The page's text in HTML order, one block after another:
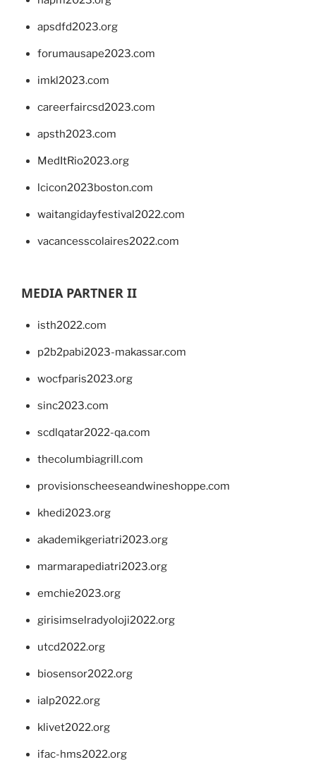
apsdfd2023.org
forumausape2023.com
imkl2023.com
careerfaircsd2023.com
apsth2023.com
MedItRio2023.org
lcicon2023boston.com
waitangidayfestival2022.com
vacancesscolaires2022.com
MEDIA PARTNER II
isth2022.com
p2b2pabi2023-makassar.com
wocfparis2023.org
sinc2023.com
scdlqatar2022-qa.com
thecolumbiagrill.com
provisionscheeseandwineshoppe.com
khedi2023.org
akademikgeriatri2023.org
marmarapediatri2023.org
emchie2023.org
girisimselradyoloji2022.org
utcd2022.org
biosensor2022.org
ialp2022.org
klivet2022.org
ifac-hms2022.org